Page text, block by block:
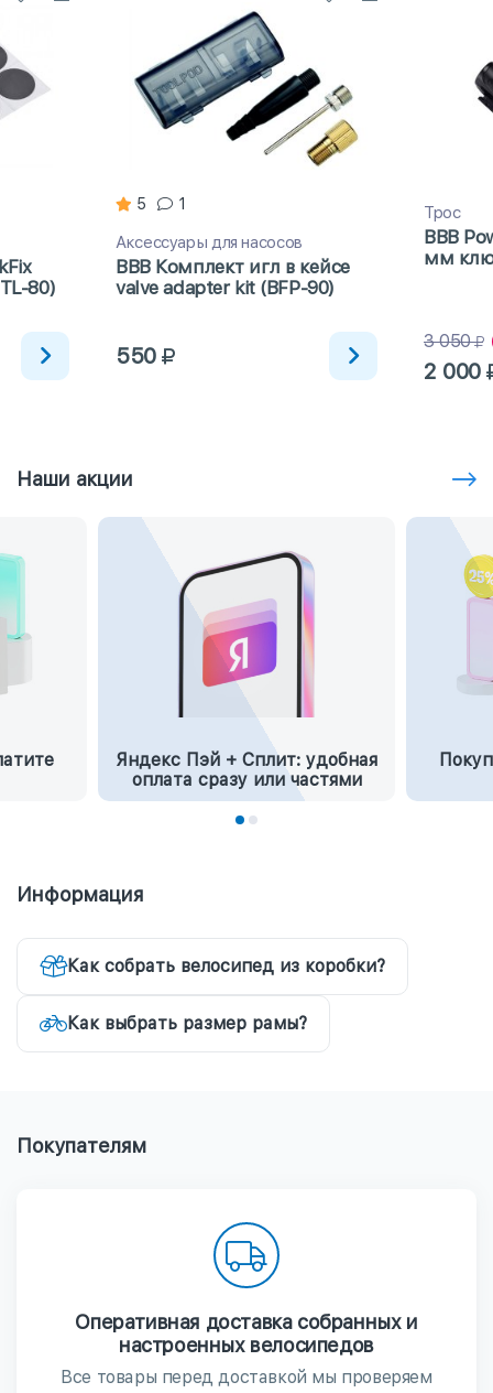
80)
5 1
Аксессуары для насосов
BBB Комплект игл в кейсе
valve adapter kit (BFP-90)
550
Трос
BBB
мм
3 050
2 000
Наши акции
Яндекс Пэй + Сплит: удобная
оплата сразу или частями
Информация
Как собрать велосипед из коробки?
Как выбрать размер рамы?
Покупателям
Оперативная доставка собранных и
настроенных велосипедов
Все товары перед доставкой мы проверяем